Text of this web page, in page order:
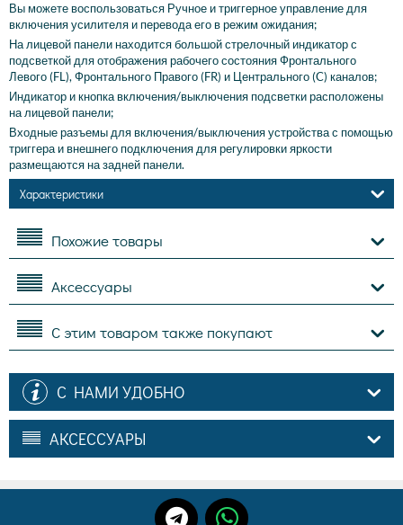
Вы можете воспользоваться Ручное и триггерное управление для
включения усилителя и перевода его в режим ожидания;
На лицевой панели находится большой стрелочный индикатор с
подсветкой для отображения рабочего состояния Фронтального
Левого (FL), Фронтального Правого (FR) и Центрального (C) каналов;
Индикатор и кнопка включения/выключения подсветки расположены
на лицевой панели;
Входные разъемы для включения/выключения устройства с помощью
триггера и внешнего подключения для регулировки яркости
размещаются на задней панели.
Характеристики
Похожие товары
Аксессуары
С этим товаром также покупают
С НАМИ УДОБНО
АКСЕССУАРЫ